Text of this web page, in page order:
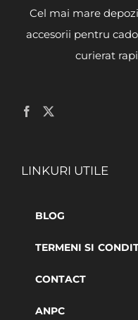
Cel mai mare
accesorii pentru
curierat
LINKURI UTILE
BLOG
TERMENI SI
CONTACT
ANPC